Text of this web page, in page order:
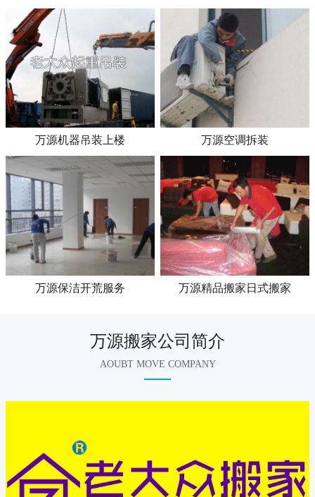
万源机器吊装上楼 万源空调拆装
万源保洁开荒服务 万源精品搬家日式搬家
万源搬家公司简介
AOUBT MOVE COMPANY